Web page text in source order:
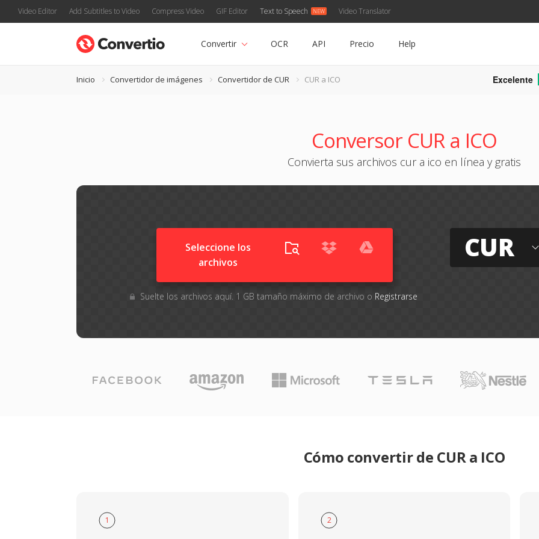
Video Editor Add Subtitles to Video Compress Video GIF Editor Text to Speech Video Translator
Convertir OCR API Precio Help
Inicio Convertidor de imágenes Convertidor de CUR CUR a ICO Excelente
Conversor CUR a ICO
Convierta sus archivos cur a ico en línea y gratis
Seleccione los
archivos
Suelte los archivos aquí. 1 GB tamaño máximo de archivo o Registrarse
CUR
Cómo convertir de CUR a ICO
1 2